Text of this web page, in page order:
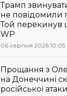
Трамп
не повідомили
Той перекинув
WP
06 серпня 2026 10:05
Прощання з
на Донеччині
російської атаки